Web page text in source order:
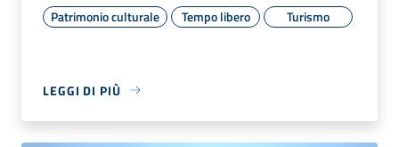
Patrimonio culturale Tempo libero Turismo
LEGGI DI PIÙ